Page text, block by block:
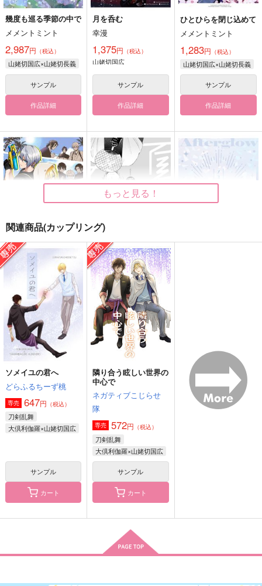
幾度も巡る季節の中で
メメントミント
2,987円 （税込）
山姥切国広×山姥切長義
サンプル
作品詳細
月を呑む
幸漫
1,375円 （税込）
山姥切国広
サンプル
作品詳細
ひとひらを閉じ込めて
メメントミント
1,283円 （税込）
山姥切国広×山姥切長義
サンプル
作品詳細
サマー！バケイショ
ONE CHANCE!
689円 （税込）
山姥切国広
サンプル
作品詳細
夏夕
fefefe
157 円（税込）
山姥切国広×山姥切長義
サンプル
作品詳細 作品詳細
円（税込）
大倶利伽羅×山姥切国広 山姥切国広×山姥切長義
もっと見る！
関連商品(カップリング)
ソメイユの君へ
どらふるちーず桃
専売 647円 （税込）
刀剣乱舞
大倶利伽羅×山姥切国広
サンプル
カート
隣り合う眩しい世界の
中心で
ネガティブこじらせ
隊
専売 572円 （税込）
刀剣乱舞
大倶利伽羅×山姥切国広
サンプル
カート